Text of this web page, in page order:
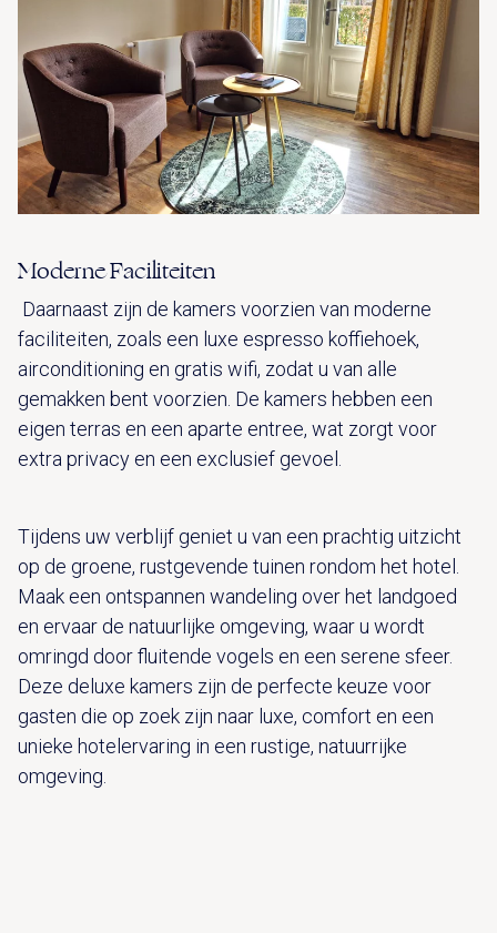
Moderne Faciliteiten
Daarnaast zijn de kamers voorzien van moderne
faciliteiten, zoals een luxe espresso koffiehoek,
airconditioning en gratis wifi, zodat u van alle
gemakken bent voorzien. De kamers hebben een
eigen terras en een aparte entree, wat zorgt voor
extra privacy en een exclusief gevoel.
Tijdens uw verblijf geniet u van een prachtig uitzicht
op de groene, rustgevende tuinen rondom het hotel.
Maak een ontspannen wandeling over het landgoed
en ervaar de natuurlijke omgeving, waar u wordt
omringd door fluitende vogels en een serene sfeer.
Deze deluxe kamers zijn de perfecte keuze voor
gasten die op zoek zijn naar luxe, comfort en een
unieke hotelervaring in een rustige, natuurrijke
omgeving.